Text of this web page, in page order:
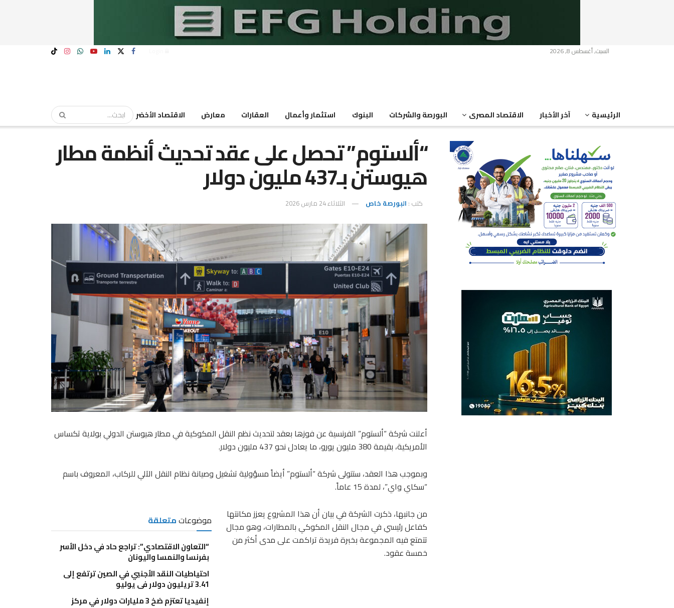
السبت, أغسطس 8, 2026
الرئيسية آخر الأخبار الاقتصاد المصرى البورصة والشركات البنوك استثمار وأعمال العقارات معارض الاقتصاد الأخضر
“ألستوم” تحصل على عقد تحديث أنظمة مطار
هيوستن بـ437 مليون دولار
كتب : البورصة خاص الثلاثاء 24 مارس 2026
أعلنت شركة “ألستوم” الفرنسية عن فوزها بعقد لتحديث نظم النقل المكوكية في مطار هيوستن الدولي بولاية تكساس
الأمريكية، بقيمة 380 مليون يورو، ما يعادل نحو 437 مليون دولار.
وبموجب هذا العقد، ستتولى شركة “ألستوم” أيضاً مسؤولية تشغيل وصيانة نظام النقل الآلي للركاب، المعروف باسم
“سكاي واي”، لمدة 15 عاماً.
موضوعاتمتعلقة
“التعاون الاقتصادي”: تراجع حاد في دخل الأسر
بفرنسا والنمسا واليونان
احتياطيات النقد الأجنبي في الصين ترتفع إلى
3.41 تريليون دولار في يوليو
إنفيديا تعتزم ضخ 3 مليارات دولار في مركز
من جانبها، ذكرت الشركة في بيان أن هذا المشروع يعزز مكانتها
كفاعل رئيسي في مجال النقل المكوكي بالمطارات، وهو مجال
تتمتع فيه المجموعة بخبرة فريدة تراكمت على مدى أكثر من
خمسة عقود.